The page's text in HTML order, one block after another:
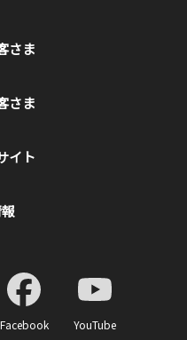
さま
さま
イト
Facebook YouTube